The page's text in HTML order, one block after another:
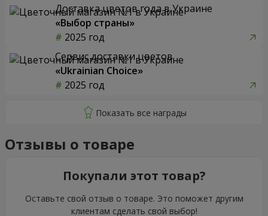
Доставка цветов года в Украине
«Выбор страны»
2025 год
Сервис доставки цветов
«Ukrainian Choice»
2025 год
Отзывы о товаре
Покупали этот товар?
Оставьте свой отзыв о товаре. Это поможет другим
клиентам сделать свой выбор!